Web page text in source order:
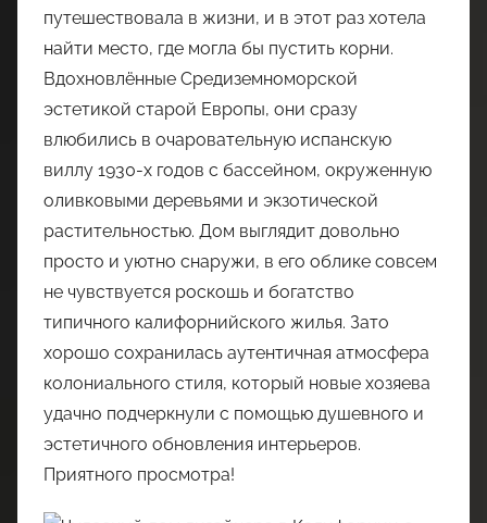
путешествовала в жизни, и в этот раз хотела
найти место, где могла бы пустить корни.
Вдохновлённые Средиземноморской
эстетикой старой Европы, они сразу
влюбились в очаровательную испанскую
виллу 1930-х годов с бассейном, окруженную
оливковыми деревьями и экзотической
растительностью. Дом выглядит довольно
просто и уютно снаружи, в его облике совсем
не чувствуется роскошь и богатство
типичного калифорнийского жилья. Зато
хорошо сохранилась аутентичная атмосфера
колониального стиля, который новые хозяева
удачно подчеркнули с помощью душевного и
эстетичного обновления интерьеров.
Приятного просмотра!